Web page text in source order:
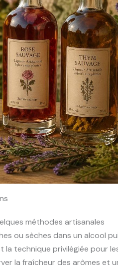
méthodes artisanales
ou sèches dans un alcool
la technique privilégiée pour
la fraîcheur des arômes et